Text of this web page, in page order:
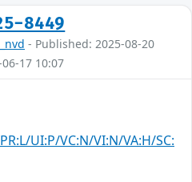
8449
- Published: 2025-08-20
17 10:07
UI:P/VC:N/VI:N/VA:H/SC: